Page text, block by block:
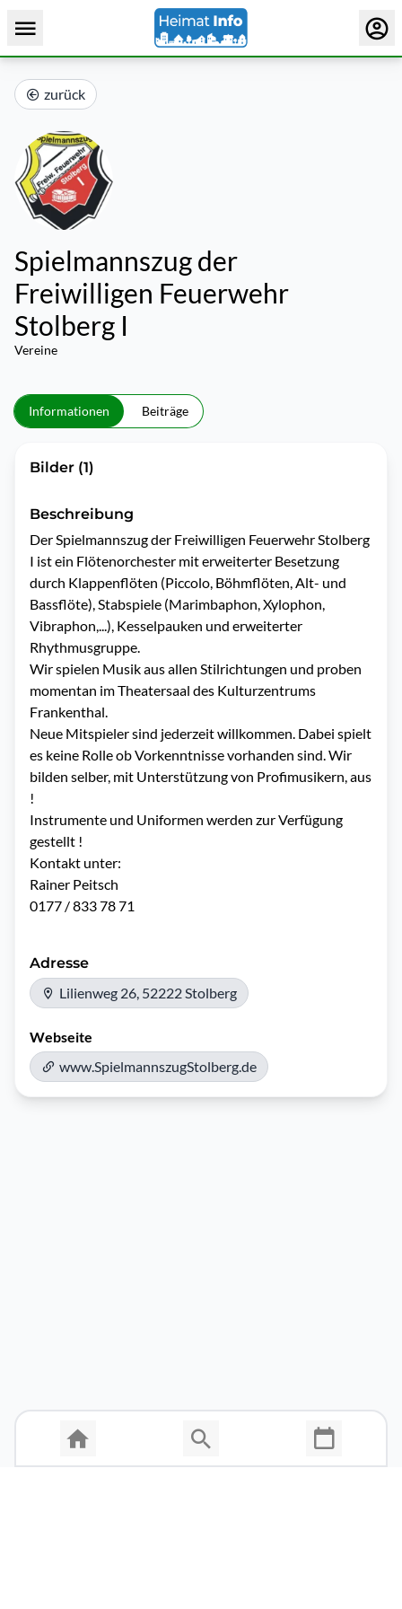
zurück
Spielmannszug der
Freiwilligen Feuerwehr
Stolberg I
Vereine
Informationen Beiträge
Bilder (1)
Beschreibung
Der Spielmannszug der Freiwilligen Feuerwehr Stolberg
I ist ein Flötenorchester mit erweiterter Besetzung
durch Klappenflöten (Piccolo, Böhmflöten, Alt- und
Bassflöte), Stabspiele (Marimbaphon, Xylophon,
Vibraphon,...), Kesselpauken und erweiterter
Rhythmusgruppe.
Wir spielen Musik aus allen Stilrichtungen und proben
momentan im Theatersaal des Kulturzentrums
Frankenthal.
Neue Mitspieler sind jederzeit willkommen. Dabei spielt
es keine Rolle ob Vorkenntnisse vorhanden sind. Wir
bilden selber, mit Unterstützung von Profimusikern, aus
!
Instrumente und Uniformen werden zur Verfügung
gestellt !
Kontakt unter:
Rainer Peitsch
0177 / 833 78 71
Adresse
Lilienweg 26, 52222 Stolberg
Webseite
www.SpielmannszugStolberg.de